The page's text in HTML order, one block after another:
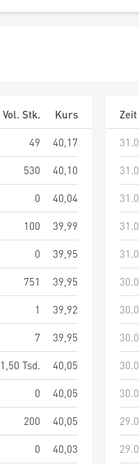
Vol. Stk.
Kurs
49
40,17
530
40,10
0
40,04
100
39,99
0
39,95
751
39,95
1
39,92
7
39,95
1,50 Tsd.
40,05
0
40,05
200
40,05
0
40,03
Zeit